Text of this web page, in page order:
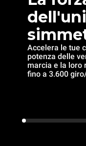
Accelera le tue
potenza delle
marcia e la loro
fino a 3.600